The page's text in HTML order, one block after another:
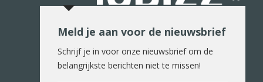
De reiswereld in woord en beeld
Meld je aan voor de nieuwsbrief
Schrijf je in voor onze nieuwsbrief om de
belangrijkste berichten niet te missen!